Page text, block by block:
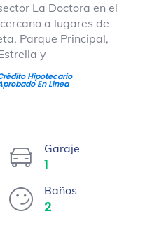
La Doctora en el
a lugares de
Parque Principal,
y
Hipotecario
En Línea
Garaje
1
Baños
2